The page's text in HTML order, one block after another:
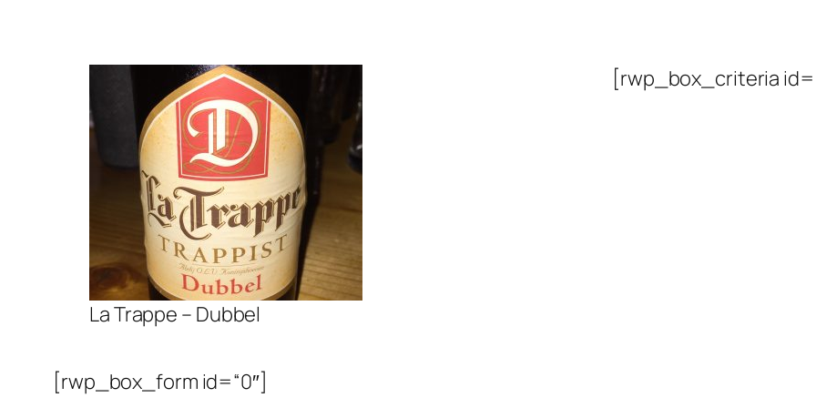
La Trappe – Dubbel
[rwp_box_criteria
[rwp_box_form id=“0″]